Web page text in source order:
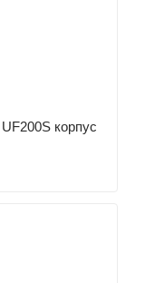
корпус